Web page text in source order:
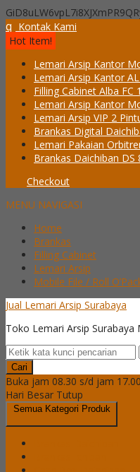
q Kontak Kami
Hot Item!
Lemari Arsip Kantor
Lemari Arsip Kantor
Filling Cabinet Alba FC
Lemari Arsip Kantor
Lemari Arsip VIP 2
Brankas Digital
Lemari Pakaian
Brankas Daichiban DS
Checkout
MENU NAVIGASI
Home
Brankas
Filling Cabinet
Lemari Arsip
Mobile File / Roll
Jual Lemari Arsip Surabaya
Toko Lemari Arsip Surabaya
Cari
Buka jam 08.30 s/d jam
Hari Besar Tutup
Semua Kategori Produk